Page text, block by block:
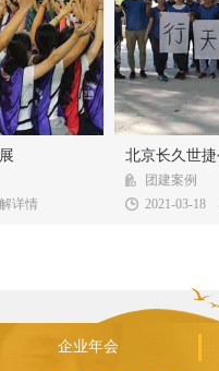
建拓展 活动时
团建...
详情
单位名称：北京
间：2020年 活
北京长久世
团建案例
2021-03-18
企业年会